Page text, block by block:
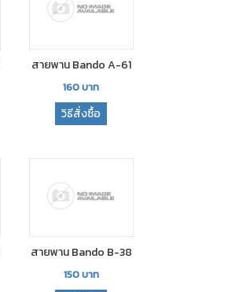
สายพาน Bando A-61
160บาท
วิธีสั่งซื้อ
สายพาน Bando B-38
150บาท